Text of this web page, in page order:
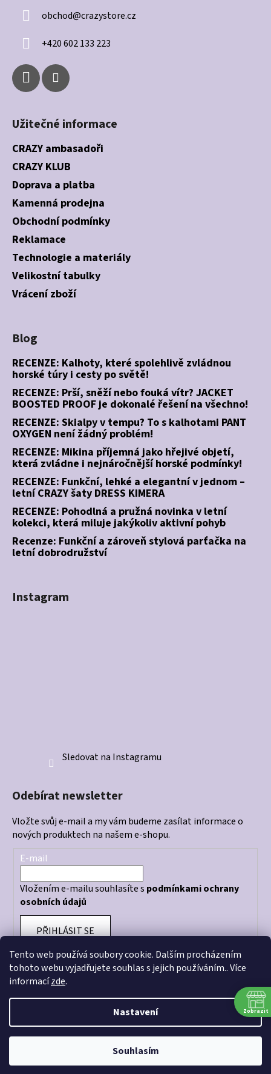
Tento web používá soubory cookie. Dalším procházením
tohoto webu vyjadřujete souhlas s jejich používáním.. Více
informacízde.
Nastavení
Souhlasím
í
obchod@crazystore.cz
+420 602 133 223
Užitečné informace
CRAZY ambasadoři
CRAZY KLUB
Doprava a platba
Kamenná prodejna
Obchodní podmínky
Reklamace
Technologie a materiály
Velikostní tabulky
Vrácení zboží
Blog
RECENZE: Kalhoty, které spolehlivě zvládnou
horské túry i cesty po světě!
RECENZE: Prší, sněží nebo fouká vítr? JACKET
BOOSTED PROOF je dokonalé řešení na všechno!
RECENZE: Skialpy v tempu? To s kalhotami PANT
OXYGEN není žádný problém!
RECENZE: Mikina příjemná jako hřejivé objetí,
která zvládne i nejnáročnější horské podmínky!
RECENZE: Funkční, lehké a elegantní v jednom –
letní CRAZY šaty DRESS KIMERA
RECENZE: Pohodlná a pružná novinka v letní
kolekci, která miluje jakýkoliv aktivní pohyb
Recenze: Funkční a zároveň stylová parťačka na
letní dobrodružství
Instagram
Sledovat na Instagramu
Odebírat newsletter
Vložte svůj e-mail a my vám budeme zasílat informace o
nových produktech na našem e-shopu.
E-mail
Vložením e-mailu souhlasíte s podmínkami ochrany
osobních údajů
PŘIHLÁSIT SE
Otevírací doba prodejny: PO - PÁ 10:00 - 18:00
Vytvořil Shoptet
Copyright 2026CRAZY STORE. Všechna práva vyhrazena.
Zobrazit